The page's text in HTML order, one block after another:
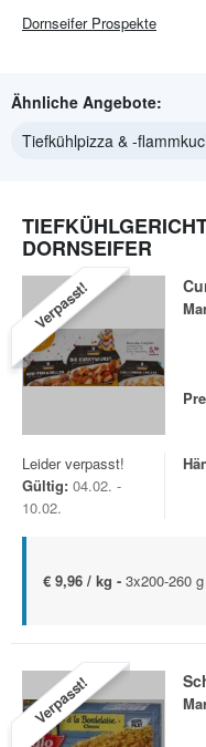
DornseiferProspekte
Ähnliche Angebote:
Tiefkühlpizza & -
DORNSEIFER
Verpasst!
Leider verpasst!
Gültig: 04.02. -
10.02.
€ 9,96 / kg - 3x200-260
Verpasst!